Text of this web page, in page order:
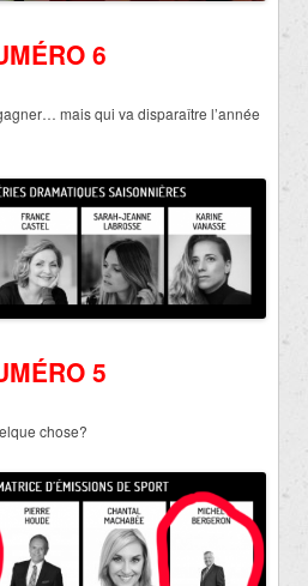
6
mais qui va disparaître l’année
5
chose?